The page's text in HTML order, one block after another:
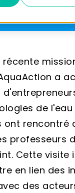
récente
a
de l'eau
ont rencontré
professeurs
Cette visite
en lien des
des